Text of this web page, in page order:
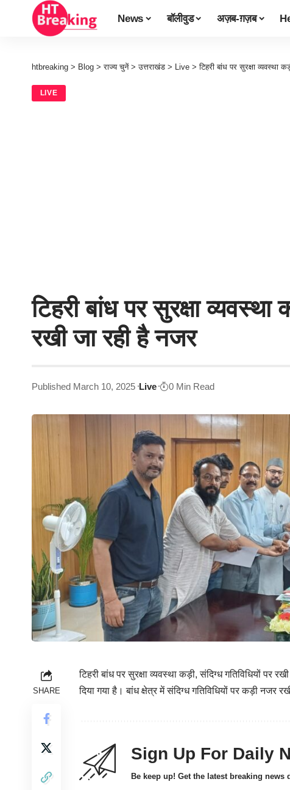
News बॉलीवुड अज़ब-ग़ज़ब
htbreaking > Blog >राज्य चुनें >उत्तराखंड > Live >टिहरी बांध पर सुरक्षा व्यवस्था
LIVE
टिहरी बांध पर सुरक्षा व्यवस्था
रखी जा रही है नजर
Published March 10, 2025 Live 0 Min Read
SHARE
टिहरी बांध पर सुरक्षा व्यवस्था कड़ी, संदिग्ध गतिविधियों पर
दिया गया है। बांध क्षेत्र में संदिग्ध गतिविधियों पर कड़ी नजर
Sign Up For Daily
Be keep up! Get the latest breaking